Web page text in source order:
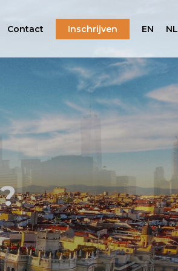
Contact Inschrijven EN NL